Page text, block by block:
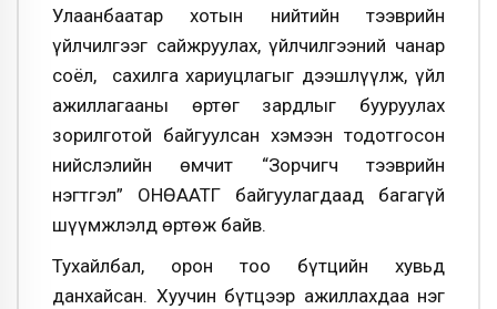
Улаанбаатар хотын нийтийн тээврийн
үйлчилгээг сайжруулах, үйлчилгээний чанар
соёл, сахилга хариуцлагыг дээшлүүлж, үйл
ажиллагааны өртөг зардлыг бууруулах
зорилготой байгуулсан хэмээн тодотгосон
нийслэлийн өмчит “Зорчигч тээврийн
нэгтгэл” ОНӨААТҮГ байгуулагдаад багагүй
шүүмжлэлд өртөж байв.
Тухайлбал, орон тоо бүтцийн хувьд
данхайсан. Хуучин бүтцээр ажиллахдаа нэг